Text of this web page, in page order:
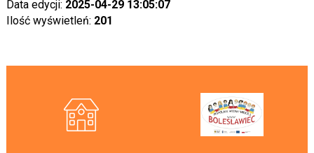
Data edycji: 2025-04-29 13:05:07
Ilość wyświetleń: 201